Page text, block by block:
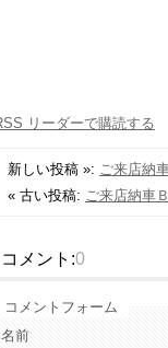
新しい投稿 »: ご来店納
« 古い投稿: ご来店納車
コメント:0
コメントフォーム
名前